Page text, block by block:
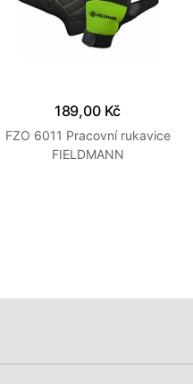
189,00 Kč
FZO 6011 Pracovní rukavice
FIELDMANN